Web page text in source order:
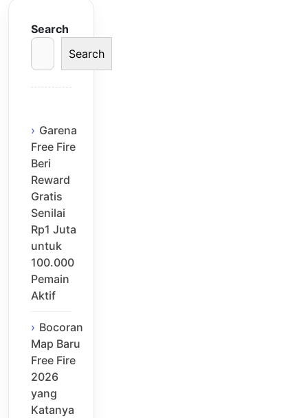
Search
Search
Garena
Free Fire
Beri
Reward
Gratis
Senilai
Rp1 Juta
untuk
100.000
Pemain
Aktif
Bocoran
Map Baru
Free Fire
2026
yang
Katanya